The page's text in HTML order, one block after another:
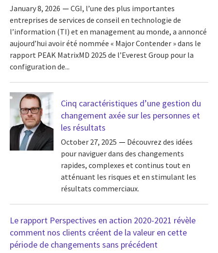
January 8, 2026
CGI, l’une des plus importantes
entreprises de services de conseil en technologie de
l’information (TI) et en management au monde, a annoncé
aujourd’hui avoir été nommée « Major Contender » dans le
rapport PEAK MatrixMD 2025 de l’Everest Group pour la
configuration de...
Cinq caractéristiques d’une gestion du
changement axée sur les personnes et
les résultats
October 27, 2025
Découvrez des idées
pour naviguer dans des changements
rapides, complexes et continus tout en
atténuant les risques et en stimulant les
résultats commerciaux.
Le rapport Perspectives en action 2020-2021 révèle
comment nos clients créent de la valeur en cette
période de changements sans précédent